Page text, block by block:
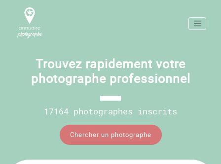
Trouvez rapidement votre
photographe professionnel
17164 photographes inscrits
Chercher un photographe